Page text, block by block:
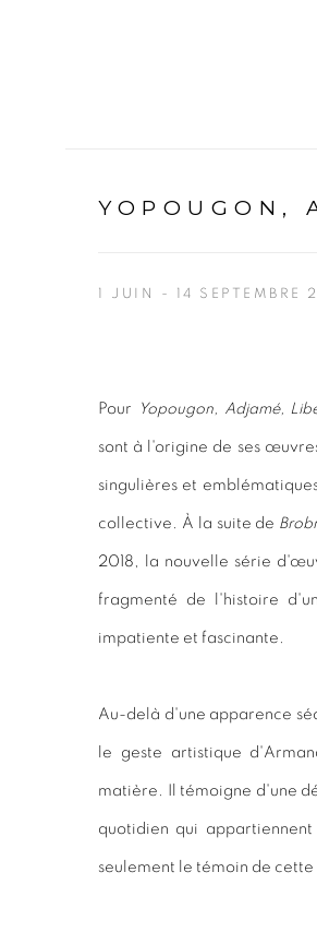
YOPOUGON,
1 JUIN - 14 SEPTEMBRE
Pour Yopougon, Adjamé,
sont à l'origine de ses
singulières et
collective. À la suite de
2018, la nouvelle série
fragmenté de l'histoire
impatiente et fascinante.
Au-delà d'une apparence
le geste artistique
matière. Il témoigne d'une
quotidien qui
seulement le témoin de cette